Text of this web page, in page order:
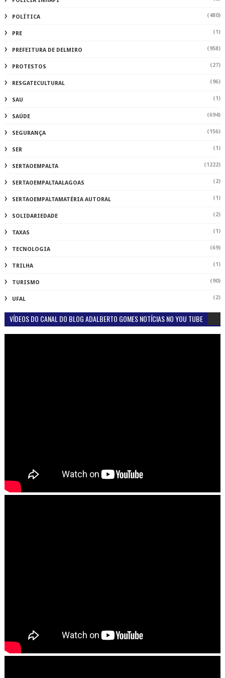
POLÍTICA (480)
PRE (1)
PREFEITURA DE DELMIRO (958)
PROTESTOS (27)
RESGATECULTURAL (96)
SAU (1)
SAÚDE (694)
SEGURANÇA (156)
SER (1)
SERTAOEMPALTA (1222)
SERTAOEMPALTAALAGOAS (2)
SERTAOEMPALTAMATÉRIA AUTORAL (1)
SOLIDARIEDADE (2)
TAXAS (1)
TECNOLOGIA (69)
TRILHA (1)
TURISMO (90)
UFAL (2)
VÍDEOS DO CANAL DO BLOG ADALBERTO GOMES NOTÍCIAS NO YOU TUBE